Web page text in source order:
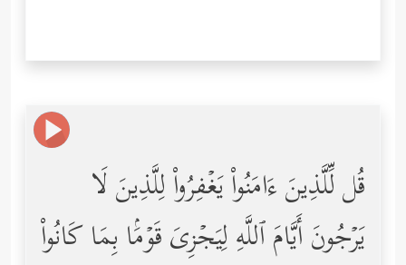
قُل لِّلَّذِینَ ءَامَنُواْ یَغۡفِرُواْ لِلَّذِینَ لَا
یَرۡجُونَ أَیَّامَ ٱللَّهِ لِیَجۡزِیَ قَوۡمَۢا بِمَا كَانُواْ